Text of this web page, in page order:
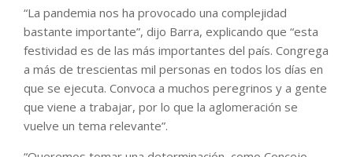
“La pandemia nos ha provocado una complejidad
bastante importante”, dijo Barra, explicando que “esta
festividad es de las más importantes del país. Congrega
a más de trescientas mil personas en todos los días en
que se ejecuta. Convoca a muchos peregrinos y a gente
que viene a trabajar, por lo que la aglomeración se
vuelve un tema relevante”.